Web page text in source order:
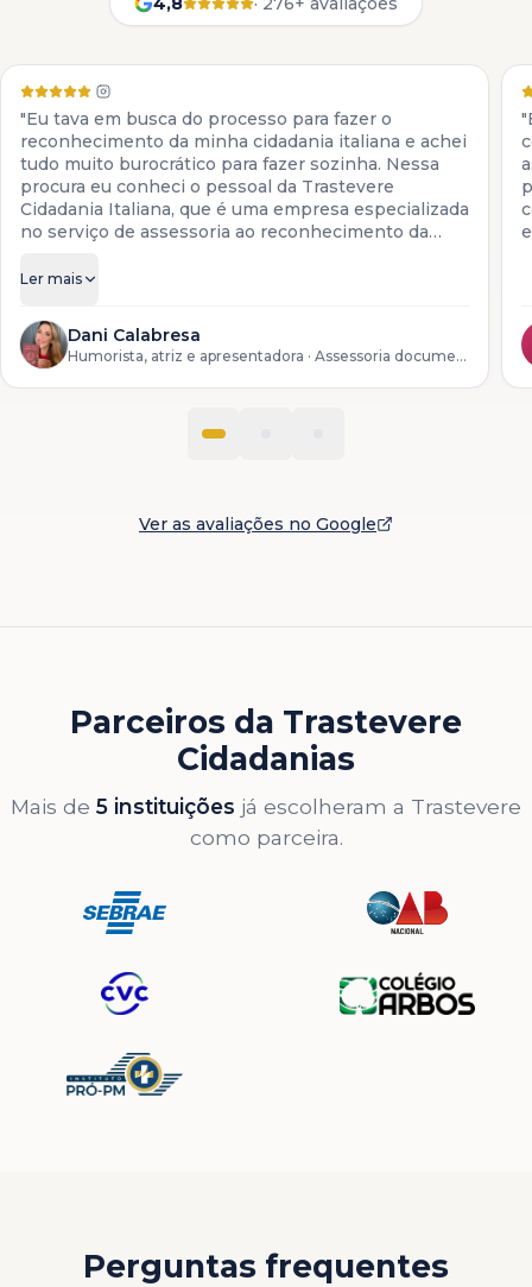
"Eu tava em busca do processo para fazer o
reconhecimento da minha cidadania italiana e achei
tudo muito burocrático para fazer sozinha. Nessa
procura eu conheci o pessoal da Trastevere
Cidadania Italiana, que é uma empresa especializada
no serviço de assessoria ao reconhecimento da
os serviços para descendentes de italianos, desde a
do processo lá na Itália."
Ler mais
Dani Calabresa
Humorista, atriz e apresentadora · Assessoria documental
Ver as avaliações no Google
Parceiros da Trastevere
Cidadanias
Mais de 5 instituições já escolheram a Trastevere
como parceira.
Perguntas frequentes